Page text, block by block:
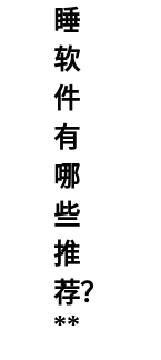
睡
软
件
有
哪
些
推
荐？
**